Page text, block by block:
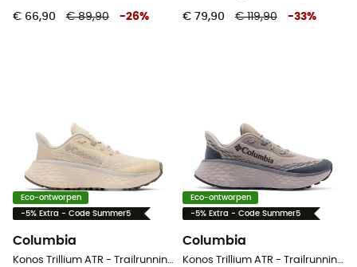
€ 66,90 € 89,90 -26% € 79,90 € 119,90 -33%
Eco-ontworpen
-5% Extra - Code Summer5
Columbia
Konos Trillium ATR - Trailrunningschoenen - Dames
Eco-ontworpen
-5% Extra - Code Summer5
Columbia
Konos Trillium ATR - Trailrunningschoenen - Heren